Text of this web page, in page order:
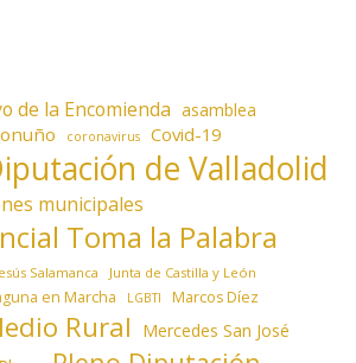
de la Encomienda asamblea
coronavirus Covid-19
de Valladolid
municipales
Toma la Palabra
Salamanca Junta de Castilla y León
en Marcha LGBTI Marcos Díez
Rural Mercedes San José